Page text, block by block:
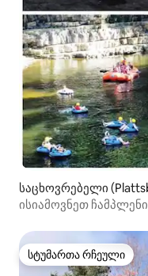
საცხოვრებელი
ისიამოვნეთ
სტუმართა რჩეული
სტუმართა რჩეული